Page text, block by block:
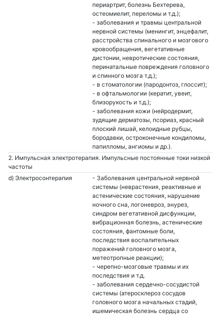
периартрит, болезнь Бехтерева,
остеомиелит, переломы и т.д.);
- заболевания и травмы центральной
нервной системы (менингит, энцефалит,
расстройства спинального и мозгового
кровообращения, вегетативные
дистонии, невротические состояния,
перинатальные повреждения головного
и спинного мозга т.д.);
- в стоматологии (пародонтоз, глоссит);
- в офтальмологии (кератит, увеит,
близорукость и т.д.);
- заболевания кожи (нейродермит,
зудящие дерматозы, псориаз, красный
плоский лишай, келоидные рубцы,
бородавки, остроконечные кондиломы,
папилломы, ангиомы и др.).
2. Импульсная электротерапия. Импульсные постоянные токи низкой
частоты
d) Электросонтерапия
- Заболевания центральной нервной
системы (неврастения, реактивные и
астенические состояния, нарушение
ночного сна, логоневроз, энурез,
синдром вегетативной дисфункции,
вибрационная болезнь, астенические
состояния, фантомные боли,
последствия воспалительных
поражений головного мозга,
метеотропные реакции);
- черепно-мозговые травмы и их
последствия и т.д.
- заболевания сердечно-сосудистой
системы (атеросклероз сосудов
головного мозга начальных стадий,
ишемическая болезнь сердца со